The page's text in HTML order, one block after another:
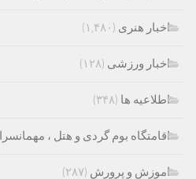
اخبار هنری (۱,۴۸۰)
اخبار ورزشی (۱۲۸)
اطلاعیه ها (۳۴۸)
اقامتگاه بوم گردی و هتل ، مهمانسرا
اموزش و پرورش (۲۸۷)